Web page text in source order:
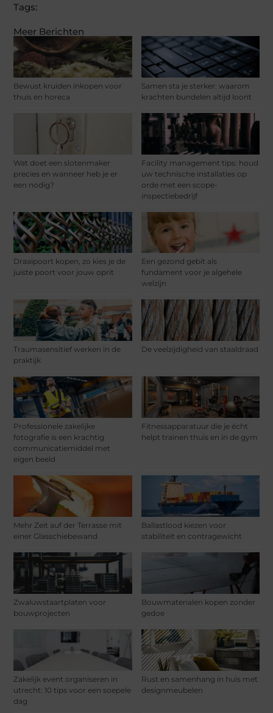
Meer Berichten
Bewust kruiden inkopen voor
thuis en horeca
Samen sta je sterker: waarom
krachten bundelen altijd loont
Wat doet een slotenmaker
precies en wanneer heb je er
een nodig?
Facility management tips: houd
uw technische installaties op
orde met een scope-
inspectiebedrijf
Draaipoort kopen, zo kies je de
juiste poort voor jouw oprit
Een gezond gebit als
fundament voor je algehele
welzijn
Traumasensitief werken in de
praktijk
De veelzijdigheid van staaldraad
Professionele zakelijke
fotografie is een krachtig
communicatiemiddel met
eigen beeld
Fitnessapparatuur die je écht
helpt trainen thuis en in de gym
Mehr Zeit auf der Terrasse mit
einer Glasschiebewand
Ballastlood kiezen voor
stabiliteit en contragewicht
Zwaluwstaartplaten voor
bouwprojecten
Bouwmaterialen kopen zonder
gedoe
Zakelijk event organiseren in
utrecht: 10 tips voor een soepele
dag
Rust en samenhang in huis met
designmeubelen
Tags: